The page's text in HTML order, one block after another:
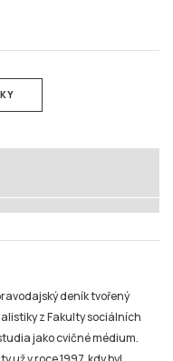
deník tvořený
z Fakulty sociálních
jako cvičné médium.